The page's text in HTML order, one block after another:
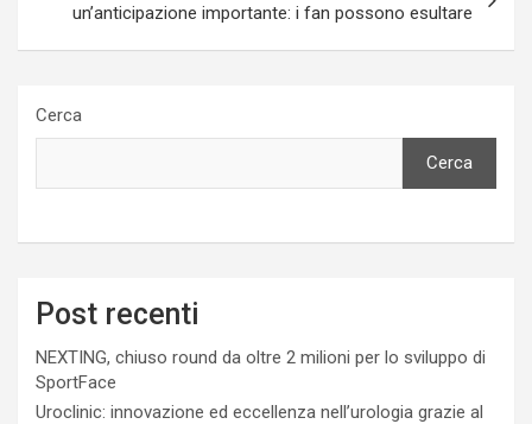
un’anticipazione importante: i fan possono esultare
Cerca
Cerca
Post recenti
NEXTING, chiuso round da oltre 2 milioni per lo sviluppo di
SportFace
Uroclinic: innovazione ed eccellenza nell’urologia grazie al